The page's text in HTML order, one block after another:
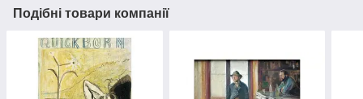
Подібні товари компанії